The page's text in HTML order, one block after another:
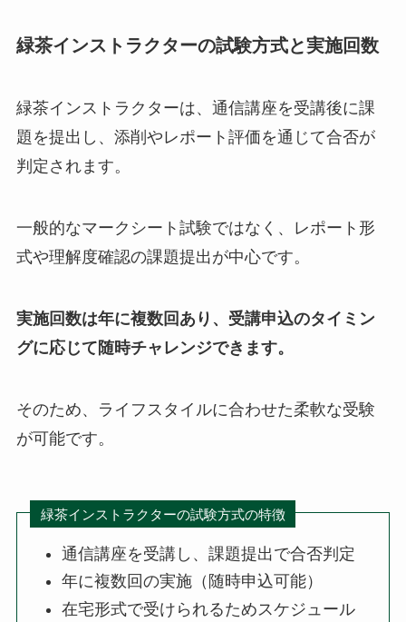
緑茶インストラクターの試験方式と実施回数
緑茶インストラクターは、通信講座を受講後に課
題を提出し、添削やレポート評価を通じて合否が
判定されます。
一般的なマークシート試験ではなく、レポート形
式や理解度確認の課題提出が中心です。
実施回数は年に複数回あり、受講申込のタイミン
グに応じて随時チャレンジできます。
そのため、ライフスタイルに合わせた柔軟な受験
が可能です。
緑茶インストラクターの試験方式の特徴
通信講座を受講し、課題提出で合否判定
年に複数回の実施（随時申込可能）
在宅形式で受けられるためスケジュール